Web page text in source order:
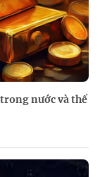
nước và thế